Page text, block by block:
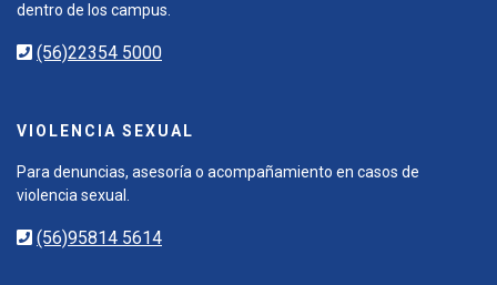
dentro de los campus.
(56)22354 5000
VIOLENCIA SEXUAL
Para denuncias, asesoría o acompañamiento en casos de
violencia sexual.
(56)95814 5614